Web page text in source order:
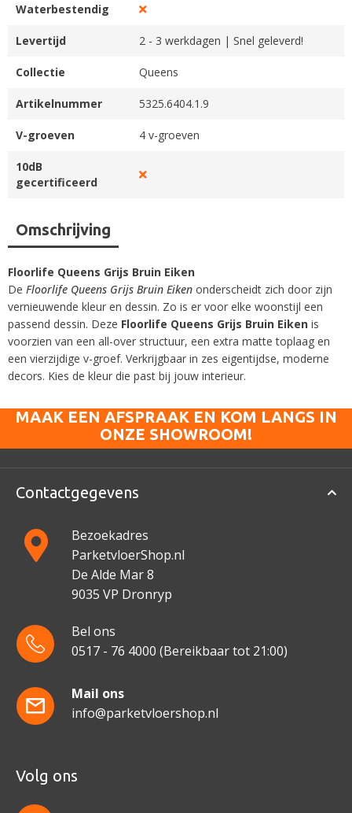
Waterbestendig
Levertijd 2 - 3 werkdagen | Snel geleverd!
Collectie Queens
Artikelnummer 5325.6404.1.9
V-groeven 4 v-groeven
10dB
gecertificeerd
Omschrijving
Floorlife Queens Grijs Bruin Eiken
De Floorlife Queens Grijs Bruin Eiken onderscheidt zich door zijn
vernieuwende kleur en dessin. Zo is er voor elke woonstijl een
passend dessin. Deze Floorlife Queens Grijs Bruin Eiken is
voorzien van een all-over structuur, een extra matte toplaag en
een vierzijdige v-groef. Verkrijgbaar in zes eigentijdse, moderne
decors. Kies de kleur die past bij jouw interieur.
MAAK EEN AFSPRAAK EN KOM LANGS IN
ONZE SHOWROOM!
Contactgegevens
Bezoekadres
ParketvloerShop.nl
De Alde Mar 8
9035 VP Dronryp
Bel ons
0517 - 76 4000 (Bereikbaar tot 21:00)
Mail ons
info@parketvloershop.nl
Volg ons